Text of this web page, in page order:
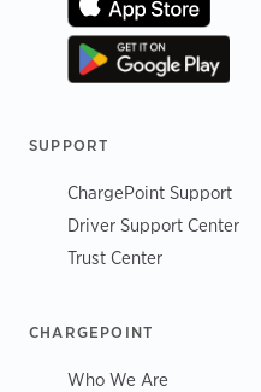
SUPPORT
ChargePoint Support
Driver Support Center
Trust Center
CHARGEPOINT
Who We Are